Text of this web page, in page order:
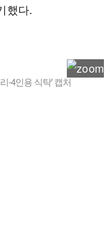
했다.
-4인용 식탁' 캡처